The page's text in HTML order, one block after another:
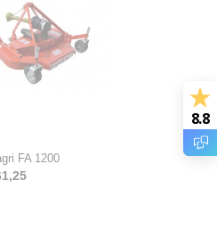
FA 1200
8.8